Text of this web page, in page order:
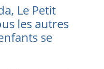
Le Petit
les autres
se